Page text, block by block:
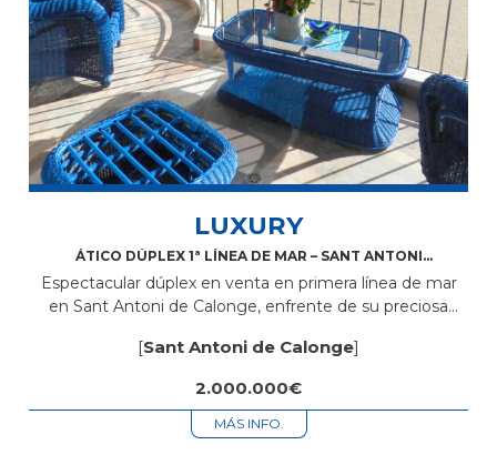
LUXURY
ÁTICO DÚPLEX 1ª LÍNEA DE MAR – SANT ANTONI
Espectacular dúplex en venta en primera línea de mar
en Sant Antoni de Calonge, enfrente de su preciosa
mar. La...
[Sant Antoni de Calonge]
2.000.000€
MÁS INFO.